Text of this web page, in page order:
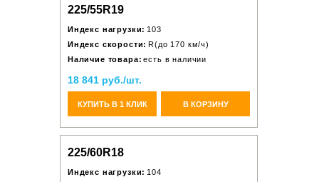
225/55R19
Индекс нагрузки: 103
Индекс скорости: R(до 170 км/ч)
Наличие товара: есть в наличии
18 841 руб./шт.
КУПИТЬ В 1 КЛИК В КОРЗИНУ
225/60R18
Индекс нагрузки: 104